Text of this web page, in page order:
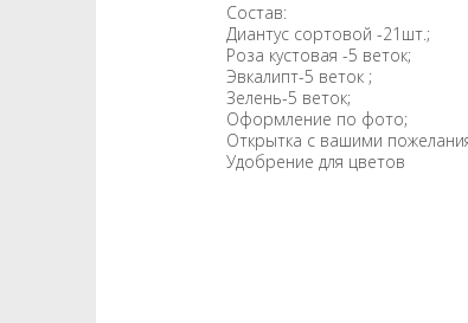
Состав:
Диантус сортовой -21шт.;
Роза кустовая -5 веток;
Эвкалипт-5 веток ;
Зелень-5 веток;
Оформление по фото;
Открытка с вашими
Удобрение для цветов